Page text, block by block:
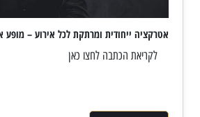
אטרקציה ייחודית ומרתקת לכל אירוע – מופע
לקריאת הכתבה לחצו כאן